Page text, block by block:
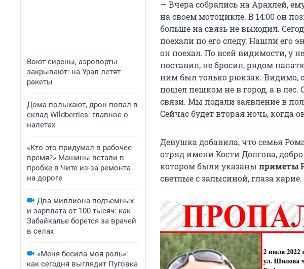
Воют сирены, аэропорты
закрывают: на Урал летят
ракеты
Дома полыхают, дрон попал в
склад Wildberries: главное о
налетах
«Кто это придумал в рабочее
время?» Машины встали в
пробке в Чите из-за ремонта
на дороге
Два миллиона подъемных
и зарплата от 100 тысяч: как
Забайкалье борется за врачей
в селах
«Меня бесила моя роль»:
как сегодня выглядит Пуговка
— Вчера собрались на Арахлей,
на своем мотоцикле. В 14:00 он
больше на связь не выходил.
поехали по его следу. Нашли его
он поехал. По всей видимости, у
поставил, не бросил, рядом
ним был только рюкзак. Видимо,
пошел пешком не в город, а в лес.
связи. Мы подали заявление в
Сейчас будет вторая ночь, когда
Девушка добавила, что семья
отряд имени Кости Долгова,
котором были указаны приметы
светлые с залысиной, глаза